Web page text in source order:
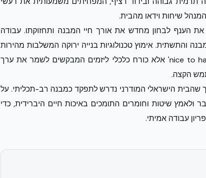
שיחות וידאו מהבית.
הענף לבחון מחדש את אורך חיי המבנה ותחזוקתו. עבודה
והתשתית. אימוץ טכנולוגיות בנייה ירוקה המשלבות מהירות
ביצוע עם עמידות מבנית, הוא כבר לא 'nice to have' אלא כורח כלכלי ליזמים המבקשים לשמר את ערך
הקצה.
שהבית הישראלי המודרני נדרש לתפקד כמבנה רב-תכליתי. על
ולאמץ שיטות וחומרים התומכים באיכות חיים היברידית, כדי
עבודה אמיתי.